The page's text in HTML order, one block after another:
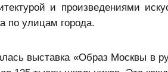
и произведениями
по улицам города.
выставка «Образ Москвы в